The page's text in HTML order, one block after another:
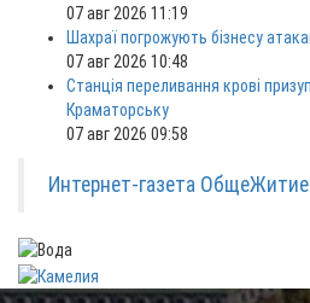
07 авг 2026 11:19
Шахраї погрожують бізнесу
07 авг 2026 10:48
Станція переливання крові
Краматорську
07 авг 2026 09:58
Интернет-газета